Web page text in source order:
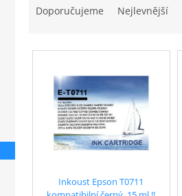
n
Doporučujeme Nejlevnější
V
Inkoust Epson T0711